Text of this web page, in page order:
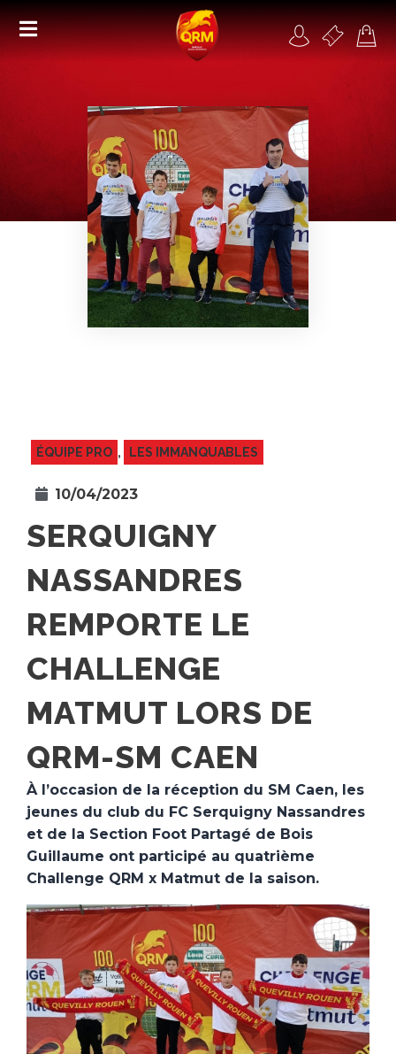
Académie
Féminines
Organisme de formation
RSE
Contact
FAQ
ÉQUIPE PRO , LES IMMANQUABLES
10/04/2023
SERQUIGNY
NASSANDRES
REMPORTE LE
CHALLENGE
MATMUT LORS DE
QRM-SM CAEN
À l’occasion de la réception du SM Caen, les
jeunes du club du FC Serquigny Nassandres
et de la Section Foot Partagé de Bois
Guillaume ont participé au quatrième
Challenge QRM x Matmut de la saison.